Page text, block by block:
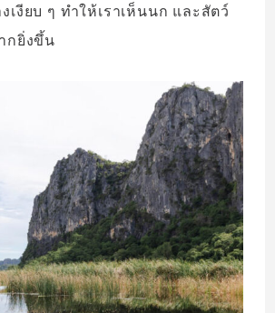
เงียบ ๆ ทำให้เราเห็นนก และสัตว์
กยิ่งขึ้น